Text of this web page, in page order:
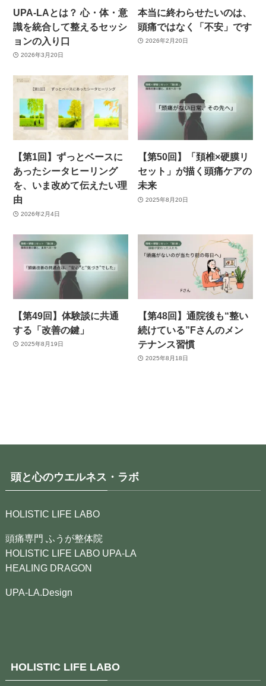
UPA-LAとは？ 心・体・意
識を統合して整えるセッシ
ョンの入り口
2026年3月20日
本当に終わらせたいのは、
頭痛ではなく「不安」です
2026年2月20日
【第1回】ずっとベースに
あったシータヒーリング
を、いま改めて伝えたい理
由
2026年2月4日
【第50回】「頚椎×硬膜リ
セット」が描く頭痛ケアの
未来
2025年8月20日
【第49回】体験談に共通
する「改善の鍵」
2025年8月19日
【第48回】通院後も“整い
続けている”Fさんのメン
テナンス習慣
2025年8月18日
頭と心のウエルネス・ラボ
HOLISTIC LIFE LABO
頭痛専門 ふうが整体院
HOLISTIC LIFE LABO UPA-LA
HEALING DRAGON
UPA-LA.Design
HOLISTIC LIFE LABO